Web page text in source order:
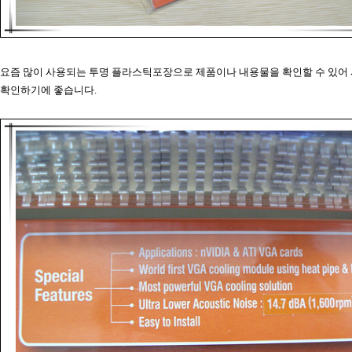
요즘 많이 사용되는 투명 플라스틱포장으로 제품이나 내용물을 확인할 수 있어
확인하기에 좋습니다.